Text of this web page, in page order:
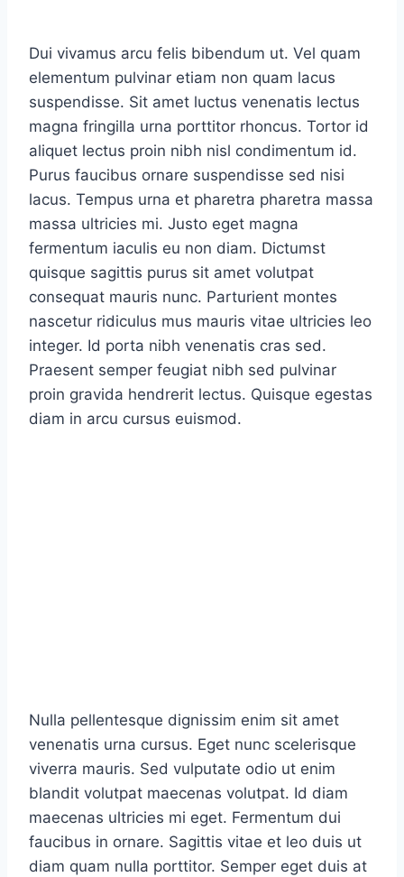
Dui vivamus arcu felis bibendum ut. Vel quam
elementum pulvinar etiam non quam lacus
suspendisse. Sit amet luctus venenatis lectus
magna fringilla urna porttitor rhoncus. Tortor id
aliquet lectus proin nibh nisl condimentum id.
Purus faucibus ornare suspendisse sed nisi
lacus. Tempus urna et pharetra pharetra massa
massa ultricies mi. Justo eget magna
fermentum iaculis eu non diam. Dictumst
quisque sagittis purus sit amet volutpat
consequat mauris nunc. Parturient montes
nascetur ridiculus mus mauris vitae ultricies leo
integer. Id porta nibh venenatis cras sed.
Praesent semper feugiat nibh sed pulvinar
proin gravida hendrerit lectus. Quisque egestas
diam in arcu cursus euismod.
Nulla pellentesque dignissim enim sit amet
venenatis urna cursus. Eget nunc scelerisque
viverra mauris. Sed vulputate odio ut enim
blandit volutpat maecenas volutpat. Id diam
maecenas ultricies mi eget. Fermentum dui
faucibus in ornare. Sagittis vitae et leo duis ut
diam quam nulla porttitor. Semper eget duis at